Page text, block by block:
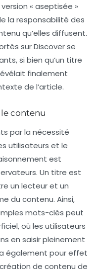
« aseptisée »
la responsabilité des
qu’elles diffusent.
sur Discover se
si bien qu’un titre
finalement
de l’article.
le contenu
par la nécessité
utilisateurs et le
est
Un titre est
un lecteur et un
du contenu. Ainsi,
mots-clés peut
où les utilisateurs
en saisir pleinement
également pour effet
de contenu de